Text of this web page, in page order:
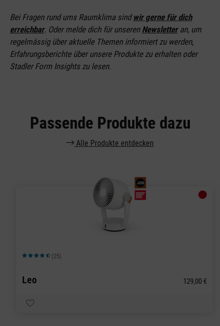
Bei Fragen rund ums Raumklima sind wir gerne für dich
erreichbar. Oder melde dich für unseren Newsletteran, um
regelmässig über aktuelle Themen informiert zu werden,
Erfahrungsberichte über unsere Produkte zu erhalten oder
Stadler Form Insights zu lesen.
Passende Produkte dazu
Alle Produkte entdecken
Durchschnittliche Bewertung von 4.84 von 5 Sternen
(25)
Leo 129,00 €